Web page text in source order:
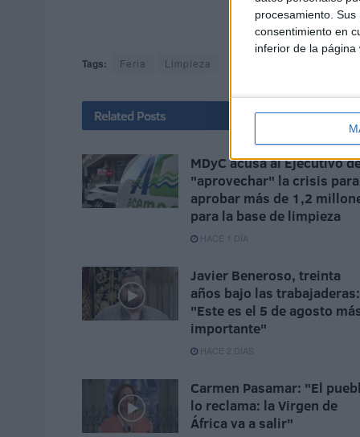
procesamiento.
consentimiento en
inferior de la página
Tags: Feria Limpieza
Related Posts
MDyC acusa al Ejecutivo
"aprovechar" la crisis para
aprobar más de 1,2
para la base de limpieza
HACE 1 DÍA
Javier Beneroso, treinta
años bajo las trabajaderas:
"Este es el 5 de agosto
importante"
HACE 2 DÍAS
Carmen Pasamar: "El
lo reclama: la Virgen de
África va a salir"